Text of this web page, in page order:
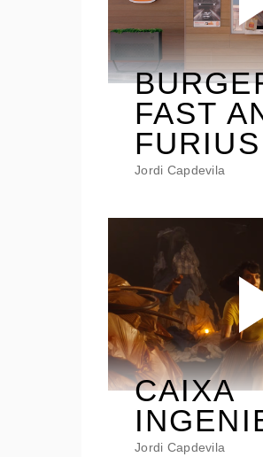
FAST
FURIUS
Jordi Capdevila
CAIXA
Jordi Capdevila